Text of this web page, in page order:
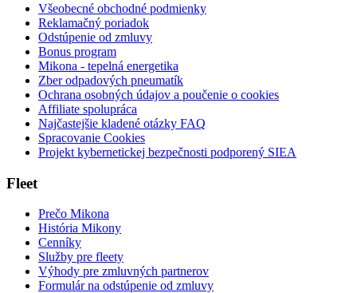
Všeobecné obchodné podmienky
Reklamačný poriadok
Odstúpenie od zmluvy
Bonus program
Mikona - tepelná energetika
Zber odpadových pneumatík
Ochrana osobných údajov a poučenie o cookies
Affiliate spolupráca
Najčastejšie kladené otázky FAQ
Spracovanie Cookies
Projekt kybernetickej bezpečnosti podporený SIEA
Fleet
Prečo Mikona
História Mikony
Cenníky
Služby pre fleety
Výhody pre zmluvných partnerov
Formulár na odstúpenie od zmluvy